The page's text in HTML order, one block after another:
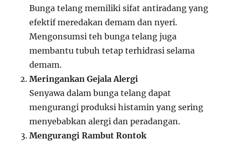
Bunga telang memiliki sifat antiradang yang
efektif meredakan demam dan nyeri.
Mengonsumsi teh bunga telang juga
membantu tubuh tetap terhidrasi selama
demam.
Meringankan Gejala Alergi
Senyawa dalam bunga telang dapat
mengurangi produksi histamin yang sering
menyebabkan alergi dan peradangan.
Mengurangi Rambut Rontok